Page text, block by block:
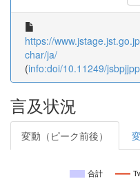
https://
char/ja/
(info:doi/10.11249/
言及状況
変動（ピーク前後）
合計